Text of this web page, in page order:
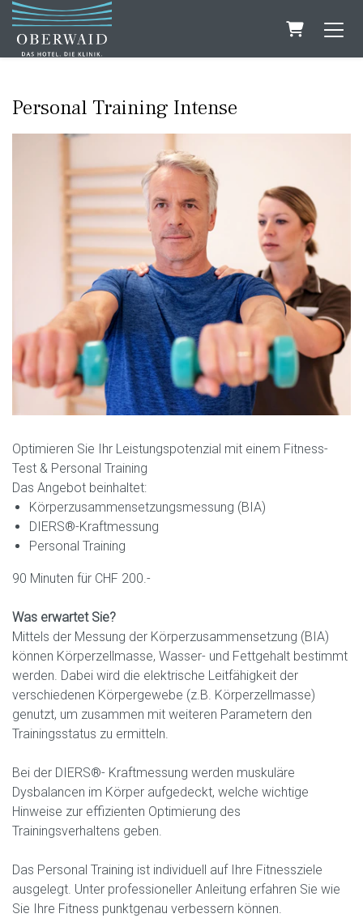
Warenkorb
Personal Training Intense
Optimieren Sie Ihr Leistungspotenzial mit einem Fitness-
Test & Personal Training
Das Angebot beinhaltet:
Körperzusammensetzungsmessung (BIA)
DIERS®-Kraftmessung
Personal Training
90 Minuten für CHF 200.-
Was erwartet Sie?
Mittels der Messung der Körperzusammensetzung (BIA)
können Körperzellmasse, Wasser- und Fettgehalt bestimmt
werden. Dabei wird die elektrische Leitfähigkeit der
verschiedenen Körpergewebe (z.B. Körperzellmasse)
genutzt, um zusammen mit weiteren Parametern den
Trainingsstatus zu ermitteln.
Bei der DIERS®- Kraftmessung werden muskuläre
Dysbalancen im Körper aufgedeckt, welche wichtige
Hinweise zur effizienten Optimierung des
Trainingsverhaltens geben.
Das Personal Training ist individuell auf Ihre Fitnessziele
ausgelegt. Unter professioneller Anleitung erfahren Sie wie
Sie Ihre Fitness punktgenau verbessern können.